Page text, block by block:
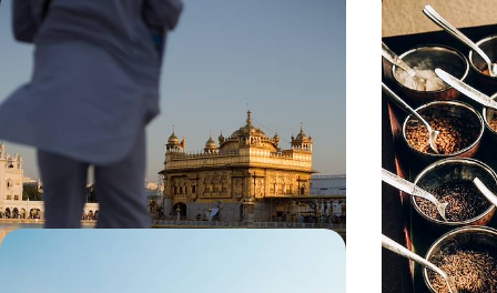
À travers l'Inde spirituelle -
Dharamsala, Amritsar, Haridwar,
Rishikesh
Entreprendre un pèlerinage aux sources de l’Inde
spirituelle, au pied de l’Himalaya et sur les rives
14 jours, de CHF 3900 à CHF 5200
Bombay,
Grand
l'Inde
Currys, biryani,
cardamome :
saveurs
13 jours, de CHF